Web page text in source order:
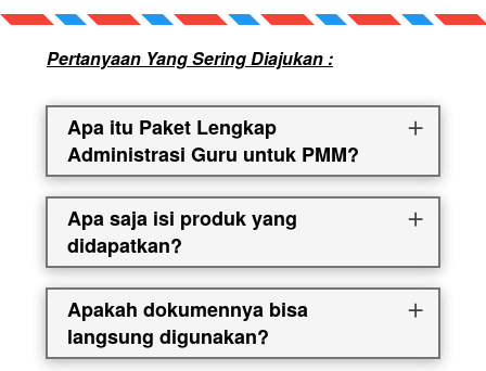
Pertanyaan Yang Sering Diajukan :
Apa itu Paket Lengkap
Administrasi Guru untuk PMM?
Apa saja isi produk yang
didapatkan?
Apakah dokumennya bisa
langsung digunakan?